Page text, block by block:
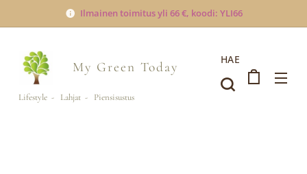
Ilmainen toimitus yli 66 €, koodi: YLI66
My Green Today
Lifestyle - Lahjat - Piensisustus
HAE